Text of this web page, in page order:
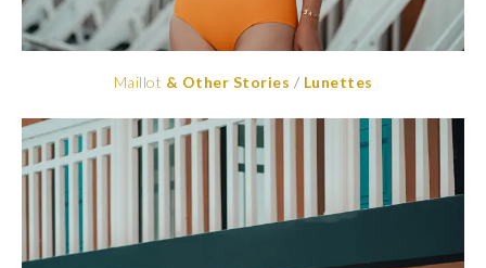
Maillot & Other Stories / Lunettes